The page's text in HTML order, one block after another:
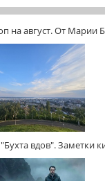
на август. От Марии
вдов". Заметки